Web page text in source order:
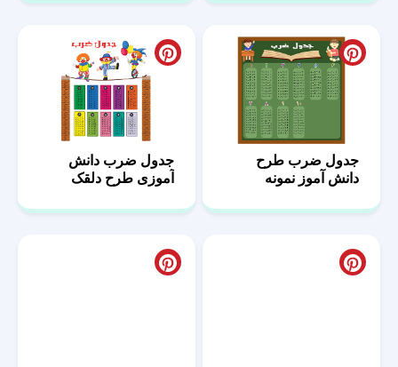
جدول ضرب طرح
دانش آموز نمونه
جدول ضرب دانش
آموزی طرح دلقک